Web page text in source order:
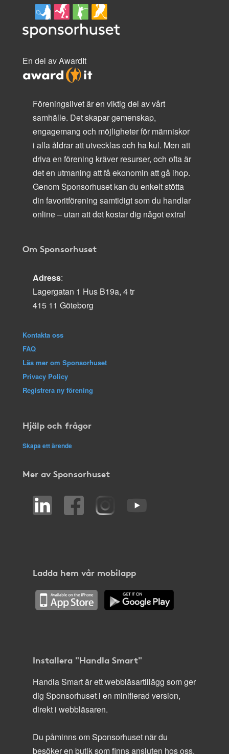
En del av AwardIt
Föreningslivet är en viktig del av vårt
samhälle. Det skapar gemenskap,
engagemang och möjligheter för människor
i alla åldrar att utvecklas och ha kul. Men att
driva en förening kräver resurser, och ofta är
det en utmaning att få ekonomin att gå ihop.
Genom Sponsorhuset kan du enkelt stötta
din favoritförening samtidigt som du handlar
online – utan att det kostar dig något extra!
Om Sponsorhuset
Adress:
Lagergatan 1 Hus B19a, 4 tr
415 11 Göteborg
Kontakta oss
FAQ
Läs mer om Sponsorhuset
Privacy Policy
Registrera ny förening
Hjälp och frågor
Skapa ett ärende
Mer av Sponsorhuset
Ladda hem vår mobilapp
Installera "Handla Smart"
Handla Smart är ett webbläsartillägg som ger
dig Sponsorhuset i en minifierad version,
direkt i webbläsaren.
Du påminns om Sponsorhuset när du
besöker en butik som finns ansluten hos oss.